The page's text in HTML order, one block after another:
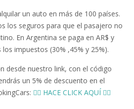
un auto en más de 100 países.
los seguros para que el pasajero no
En Argentina se paga en AR$ y
los impuestos (30% ,45% y 25%).
desde nuestro link, con el código
un 5% de descuento en el
👉🏻 HACE CLICK AQUÍ 👈🏻